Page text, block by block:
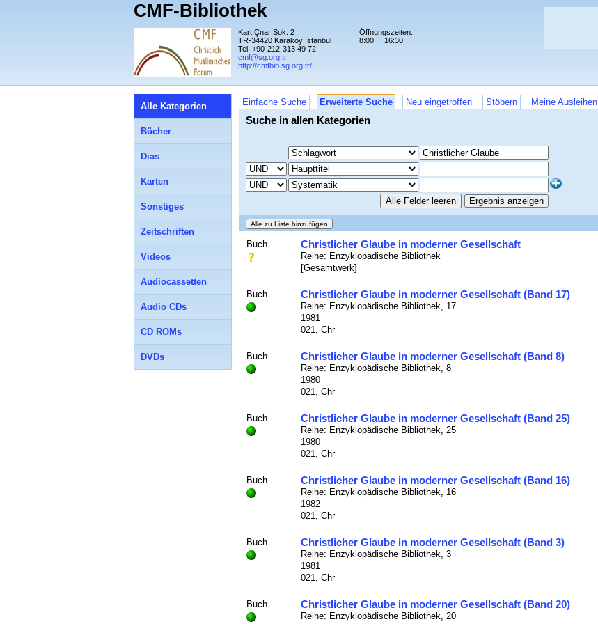
CMF-Bibliothek
Kart Çnar Sok. 2
TR-34420 Karaköy Istanbul
Tel. +90-212-313 49 72
cmf@sg.org.tr
http://cmfbib.sg.org.tr/
Öffnungszeiten:
8:00
16:30
Einfache Suche Erweiterte Suche Neu eingetroffen Stöbern Meine Ausleihen
Suche in allen Kategorien
Buch
Christlicher Glaube in moderner Gesellschaft
Reihe: Enzyklopädische Bibliothek
[Gesamtwerk]
Buch Christlicher Glaube in moderner Gesellschaft (Band 17)
Reihe: Enzyklopädische Bibliothek, 17
1981
021, Chr
Buch Christlicher Glaube in moderner Gesellschaft (Band 8)
Reihe: Enzyklopädische Bibliothek, 8
1980
021, Chr
Buch Christlicher Glaube in moderner Gesellschaft (Band 25)
Reihe: Enzyklopädische Bibliothek, 25
1980
021, Chr
Buch Christlicher Glaube in moderner Gesellschaft (Band 16)
Reihe: Enzyklopädische Bibliothek, 16
1982
021, Chr
Buch Christlicher Glaube in moderner Gesellschaft (Band 3)
Reihe: Enzyklopädische Bibliothek, 3
1981
021, Chr
Buch Christlicher Glaube in moderner Gesellschaft (Band 20)
Reihe: Enzyklopädische Bibliothek, 20
Alle Kategorien
Bücher
Dias
Karten
Sonstiges
Zeitschriften
Videos
Audiocassetten
Audio CDs
CD ROMs
DVDs